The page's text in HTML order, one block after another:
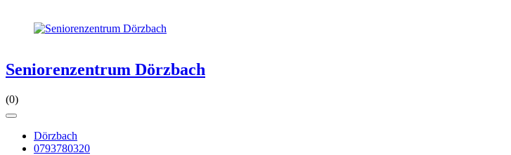
Seniorenzentrum Dörzbach
(0)
Dörzbach
0793780320